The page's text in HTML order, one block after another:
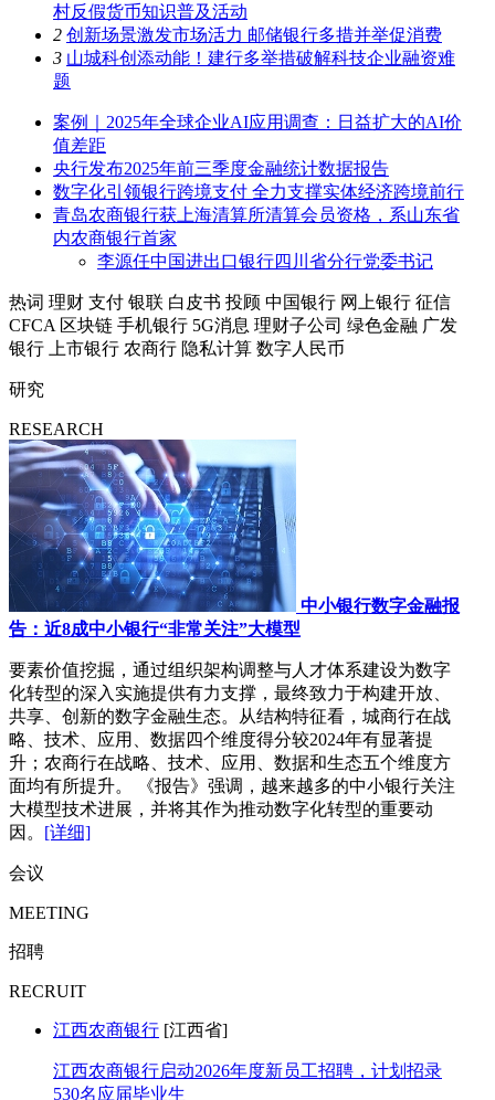
村反假货币知识普及活动
2 创新场景激发市场活力 邮储银行多措并举促消费
3 山城科创添动能！建行多举措破解科技企业融资难
题
案例｜2025年全球企业AI应用调查：日益扩大的AI价
值差距
央行发布2025年前三季度金融统计数据报告
数字化引领银行跨境支付 全力支撑实体经济跨境前行
青岛农商银行获上海清算所清算会员资格，系山东省
内农商银行首家
李源任中国进出口银行四川省分行党委书记
热词 理财 支付 银联 白皮书 投顾 中国银行 网上银行 征信
CFCA 区块链 手机银行 5G消息 理财子公司 绿色金融 广发
银行
上市银行 农商行 隐私计算 数字人民币
研究
RESEARCH
中小银行数字金融报
告：近8成中小银行“非常关注”大模型
要素价值挖掘，通过组织架构调整与人才体系建设为数字
化转型的深入实施提供有力支撑，最终致力于构建开放、
共享、创新的数字金融生态。从结构特征看，城商行在战
略、技术、应用、数据四个维度得分较2024年有显著提
升；农商行在战略、技术、应用、数据和生态五个维度方
面均有所提升。 《报告》强调，越来越多的中小银行关注
大模型技术进展，并将其作为推动数字化转型的重要动
因。 [详细]
会议
MEETING
招聘
RECRUIT
江西农商银行 [江西省]
江西农商银行启动2026年度新员工招聘，计划招录
530名应届毕业生